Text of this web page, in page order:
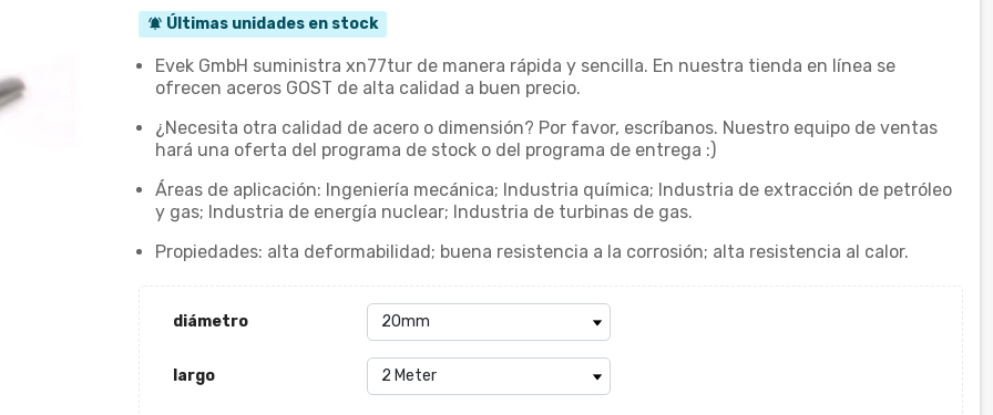
notifications_active Últimas unidades en stock
Evek GmbH suministra xn77tur de manera rápida y sencilla. En nuestra tienda en línea se
ofrecen aceros GOST de alta calidad a buen precio.
¿Necesita otra calidad de acero o dimensión? Por favor, escríbanos. Nuestro equipo de ventas
hará una oferta del programa de stock o del programa de entrega :)
Áreas de aplicación: Ingeniería mecánica; Industria química; Industria de extracción de petróleo
y gas; Industria de energía nuclear; Industria de turbinas de gas.
Propiedades: alta deformabilidad; buena resistencia a la corrosión; alta resistencia al calor.
diámetro
largo